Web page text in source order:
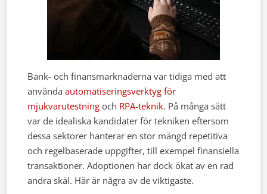
Bank- och finansmarknaderna var tidiga med att
användaautomatiseringsverktyg för
mjukvarutestning och RPA-teknik. På många sätt
var de idealiska kandidater för tekniken eftersom
dessa sektorer hanterar en stor mängd repetitiva
och regelbaserade uppgifter, till exempel finansiella
transaktioner. Adoptionen har dock ökat av en rad
andra skäl. Här är några av de viktigaste.